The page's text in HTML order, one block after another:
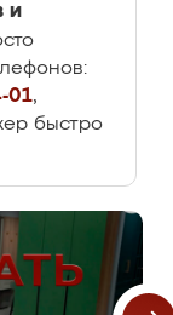
и
01,
быстро